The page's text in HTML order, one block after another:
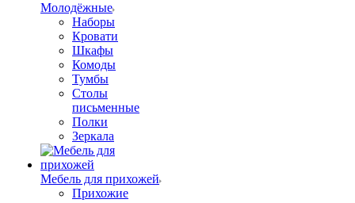
Молодёжные
Наборы
Кровати
Шкафы
Комоды
Тумбы
Столы
письменные
Полки
Зеркала
Мебель для прихожей
Прихожие